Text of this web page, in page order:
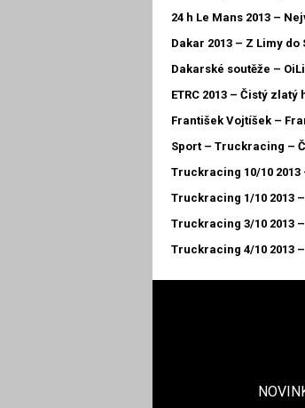
24 h Le Mans 2013 –
Dakar 2013 – Z Limy do
Dakarské soutěže –
ETRC 2013 – Čistý zlatý
František Vojtíšek –
Sport – Truckracing –
Truckracing 10/10 2013
Truckracing 1/10 2013
Truckracing 3/10 2013
Truckracing 4/10 2013